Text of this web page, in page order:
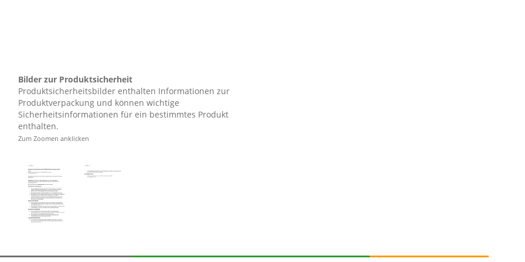
Die Garantieleistung des Herstellers
Artikel (ggf. auch ein Nachfolgemodell, sofern die
Bilder zur Produktsicherheit
Produktsicherheitsbilder enthalten Informationen zur
Produktverpackung und können wichtige
Sicherheitsinformationen für ein bestimmtes Produkt
enthalten.
Zum Zoomen anklicken